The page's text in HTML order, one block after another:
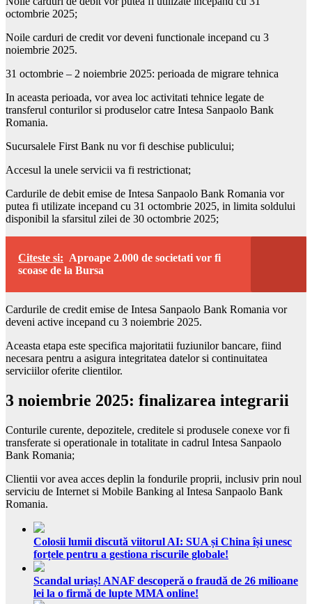
octombrie 2025;
Noile carduri de credit vor deveni functionale incepand cu 3
noiembrie 2025.
31 octombrie – 2 noiembrie 2025: perioada de migrare tehnica
In aceasta perioada, vor avea loc activitati tehnice legate de
transferul conturilor si produselor catre Intesa Sanpaolo Bank
Romania.
Sucursalele First Bank nu vor fi deschise publicului;
Accesul la unele servicii va fi restrictionat;
Cardurile de debit emise de Intesa Sanpaolo Bank Romania vor
putea fi utilizate incepand cu 31 octombrie 2025, in limita soldului
disponibil la sfarsitul zilei de 30 octombrie 2025;
Citeste si: Aproape 2.000 de societati vor fi
scoase de la Bursa
Cardurile de credit emise de Intesa Sanpaolo Bank Romania vor
deveni active incepand cu 3 noiembrie 2025.
Aceasta etapa este specifica majoritatii fuziunilor bancare, fiind
necesara pentru a asigura integritatea datelor si continuitatea
serviciilor oferite clientilor.
3 noiembrie 2025: finalizarea integrarii
Conturile curente, depozitele, creditele si produsele conexe vor fi
transferate si operationale in totalitate in cadrul Intesa Sanpaolo
Bank Romania;
Clientii vor avea acces deplin la fondurile proprii, inclusiv prin noul
serviciu de Internet si Mobile Banking al Intesa Sanpaolo Bank
Romania.
Colosii lumii discută viitorul AI: SUA și China își unesc
forțele pentru a gestiona riscurile globale!
Scandal uriaș! ANAF descoperă o fraudă de 26 milioane
lei la o firmă de lupte MMA online!